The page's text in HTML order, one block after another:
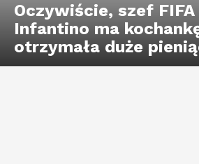
Oczywiście, szef FIFA
Infantino ma
otrzymała duże